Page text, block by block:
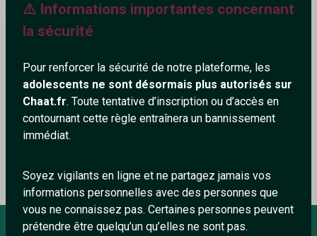
⚠️ Informations importantes concernant
la sécurité
Pour renforcer la sécurité de notre plateforme, les
adolescents ne sont désormais plus autorisés sur
Chaat.fr. Toute tentative d’inscription ou d’accès en
contournant cette règle entraînera un bannissement
immédiat.
Soyez vigilants en ligne et ne partagez jamais vos
informations personnelles avec des personnes que
vous ne connaissez pas. Certaines personnes peuvent
prétendre être quelqu’un qu’elles ne sont pas.
28+
Ajouter un commentaire (0) Tchatter
Le profil n'a pas encore de commentaire.